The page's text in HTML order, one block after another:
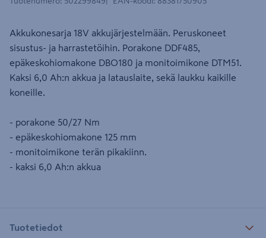
Akkukonesarja 18V akkujärjestelmään. Peruskoneet
sisustus- ja harrastetöihin. Porakone DDF485,
epäkeskohiomakone DBO180 ja monitoimikone DTM51.
Kaksi 6,0 Ah:n akkua ja latauslaite, sekä laukku kaikille
koneille.
- porakone 50/27 Nm
- epäkeskohiomakone 125 mm
- monitoimikone terän pikakiinn.
- kaksi 6,0 Ah:n akkua
Tuotetiedot